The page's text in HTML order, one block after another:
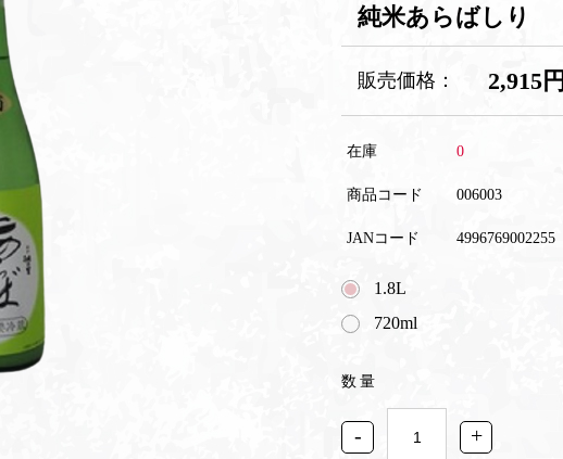
純米あらばしり
販売価格： 2,915円
在庫 0
商品コード 006003
JANコード 4996769002255
1.8L
720ml
数量
- +